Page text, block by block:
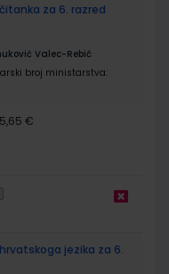
čitanka za 6. razred
Valec-Rebić
broj ministarstva:
€
hrvatskoga jezika za 6.